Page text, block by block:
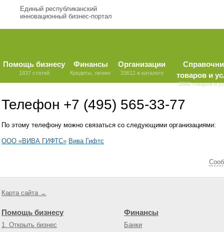
Единый республиканский
инновационный бизнес-портал
Помощь бизнесу
1837 статей
Финансы
Кредиты, лизинг
Организации
33612 в каталоге
товаров и
9580 товаров и
Телефон +7 (495) 565-33-77
По этому телефону можно связаться со следующими организациями:
ООО «ВИВА ГИФТС» Вива Гифтс
Карта сайта →
Помощь бизнесу
1. Открыть бизнес
Финансы
Банки